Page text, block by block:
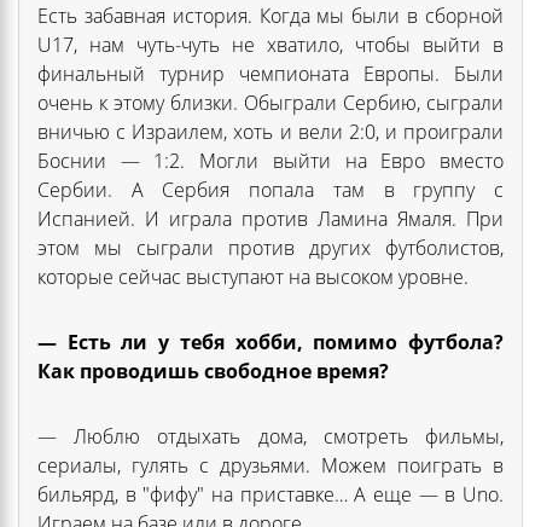
Есть забавная история. Когда мы были в сборной
U17, нам чуть-чуть не хватило, чтобы выйти в
финальный турнир чемпионата Европы. Были
очень к этому близки. Обыграли Сербию, сыграли
вничью с Израилем, хоть и вели 2:0, и проиграли
Боснии — 1:2. Могли выйти на Евро вместо
Сербии. А Сербия попала там в группу с
Испанией. И играла против Ламина Ямаля. При
этом мы сыграли против других футболистов,
которые сейчас выступают на высоком уровне.
— Есть ли у тебя хобби, помимо футбола?
Как проводишь свободное время?
— Люблю отдыхать дома, смотреть фильмы,
сериалы, гулять с друзьями. Можем поиграть в
бильярд, в "фифу" на приставке… А еще — в Uno.